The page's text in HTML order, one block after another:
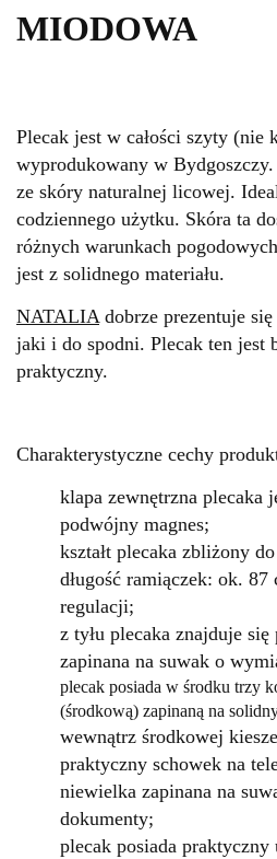
MIODOWA
Plecak jest w całości szyty (nie
wyprodukowany w
ze skóry naturalnej licowej.
codziennego użytku. Skóra ta
różnych warunkach
jest z solidnego materiału.
NATALIA dobrze prezentuje
jaki i do spodni. Plecak ten jest
praktyczny.
Charakterystyczne cechy
klapa zewnętrzna plecaka
podwójny magnes;
kształt plecaka zbliżony
długość ramiączek: ok.
regulacji;
z tyłu plecaka znajduje
zapinana na suwak o
plecak posiada w środku trzy
(środkową) zapinaną na
wewnątrz środkowej
praktyczny schowek na
niewielka zapinana na
dokumenty;
plecak posiada